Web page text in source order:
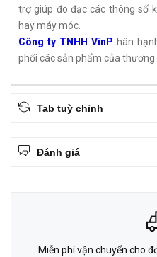
trợ giúp đo đạc các thông số
hay máy móc.
Công ty TNHH VinP hân
phối các sản phẩm của thương
Tab tuỳ chỉnh
Đánh giá
Miễn phí vận chuyển cho